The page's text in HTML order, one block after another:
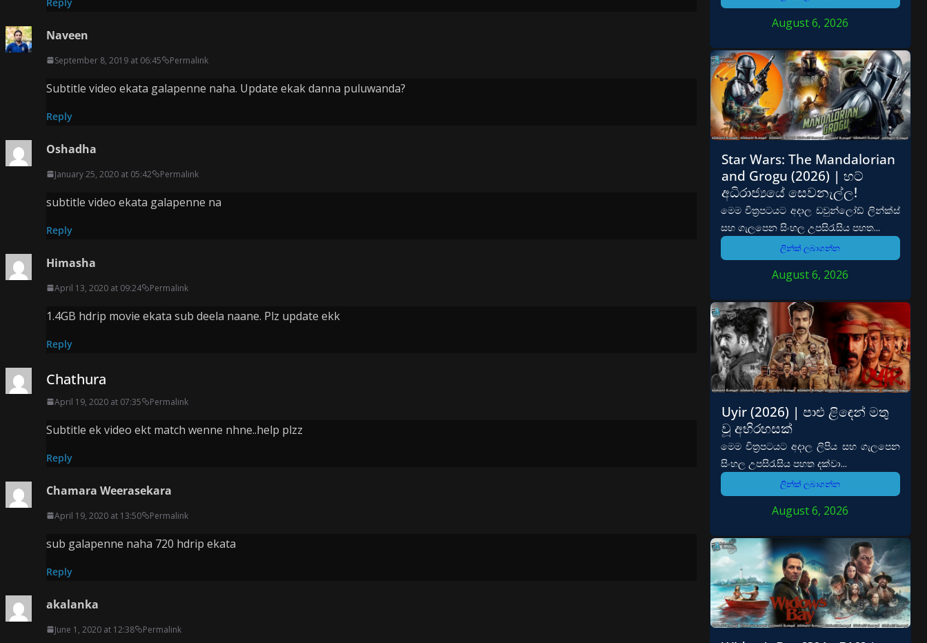
Naveen
September 8, 2019 at 06:45 Permalink
Subtitle video ekata galapenne naha. Update ekak danna puluwanda?
Reply
Oshadha
January 25, 2020 at 05:42 Permalink
subtitle video ekata galapenne na
Reply
Himasha
April 13, 2020 at 09:24 Permalink
1.4GB hdrip movie ekata sub deela naane. Plz update ekk
Reply
Chathura
April 19, 2020 at 07:35 Permalink
Subtitle ek video ekt match wenne nhne..help plzz
Reply
Chamara Weerasekara
April 19, 2020 at 13:50 Permalink
sub galapenne naha 720 hdrip ekata
Reply
akalanka
June 1, 2020 at 12:38 Permalink
August 6, 2026
Star Wars: The Mandalorian
and Grogu (2026) | හට්
අධිරාජ්‍යයේ සෙවනැල්ල!
මෙම චිත්‍රපටයට අදාල ඩවුන්ලෝඩ් ලින්ක්ස්
සහ ගැලපෙන සිංහල උපසිරැසිය පහත...
ලින්ක් ලබාගන්න
August 6, 2026
Uyir (2026) | පාළු ළිඳෙන් මතු
වූ අභිරහසක්
මෙම චිත්‍රපටයට අදාල ලිපිය සහ ගැලපෙන
සිංහල උපසිරැසිය පහත දක්වා...
ලින්ක් ලබාගන්න
August 6, 2026